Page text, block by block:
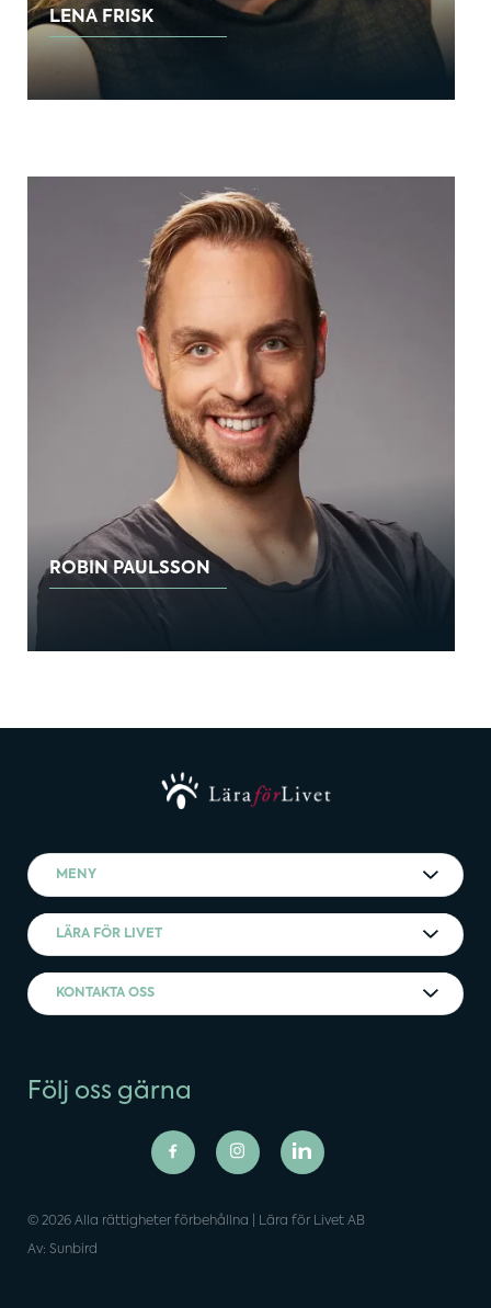
LENA FRISK
ROBIN PAULSSON
MENY
LÄRA FÖR LIVET
KONTAKTA OSS
Följ oss gärna
© 2026 Alla rättigheter förbehållna | Lära för Livet AB
Av: Sunbird